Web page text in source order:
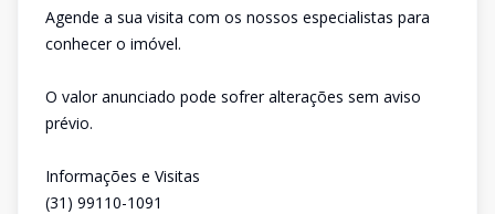
Agende a sua visita com os nossos especialistas para
conhecer o imóvel.
O valor anunciado pode sofrer alterações sem aviso
prévio.
Informações e Visitas
(31) 99110-1091